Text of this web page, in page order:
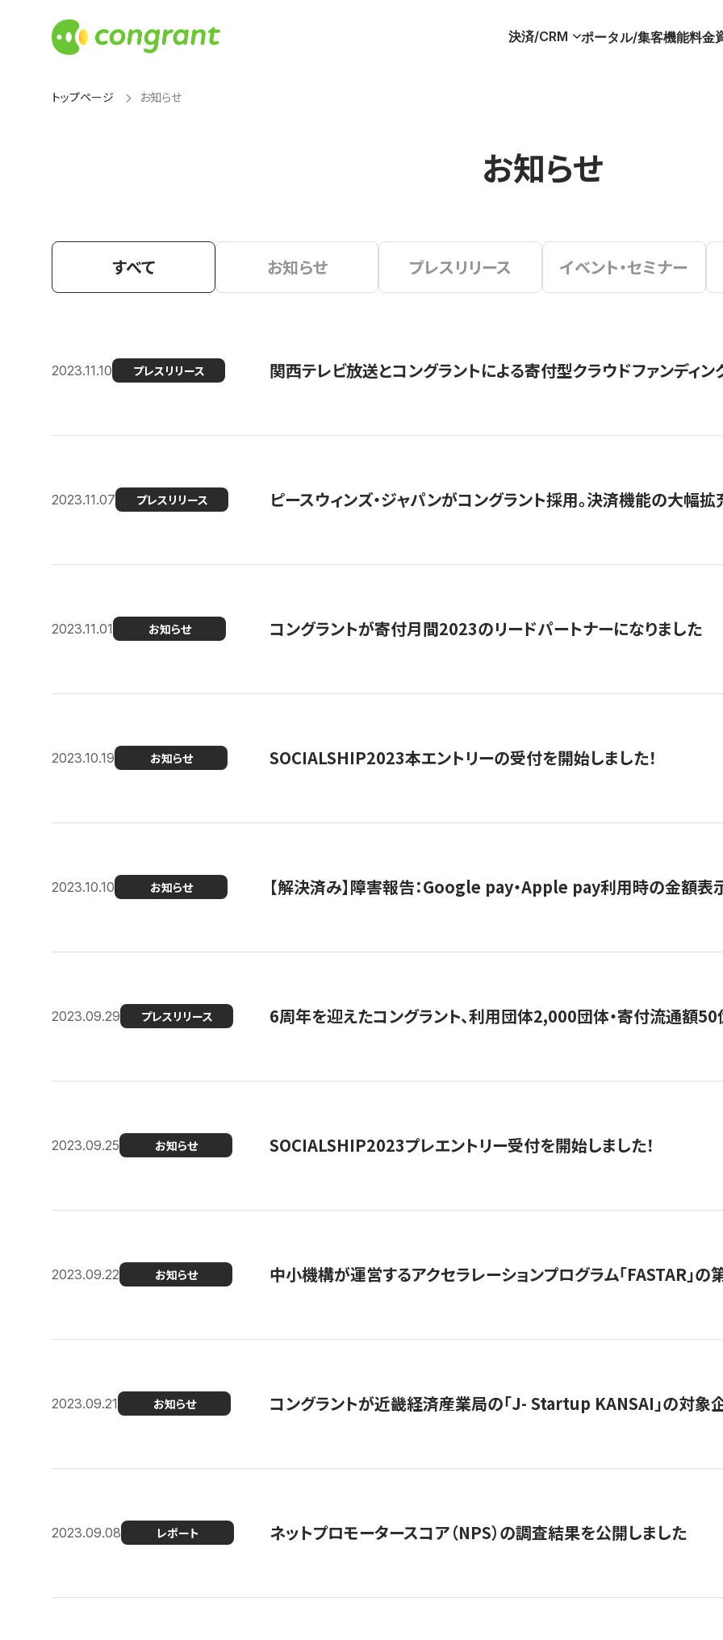
決済/CRM ポータル/集客機能料金
トップページ お知らせ
お知らせ
すべて お知らせ プレスリリース イベント・セミナー
2023.11.10 プレスリリース 関西テレビ放送とコングラントによる寄付型クラウドファンディ
2023.11.07 プレスリリース ピースウィンズ・ジャパンがコングラント採用。決済機能の大幅
2023.11.01 お知らせ コングラントが寄付月間2023のリードパートナーになりました
2023.10.19 お知らせ SOCIALSHIP2023本エントリーの受付を開始しました！
2023.10.10 お知らせ 【解決済み】障害報告：Google pay・Apple pay利用時の金額表
2023.09.29 プレスリリース 6周年を迎えたコングラント、利用団体2,000団体・寄付流通額50
2023.09.25 お知らせ SOCIALSHIP2023プレエントリー受付を開始しました！
2023.09.22 お知らせ 中小機構が運営するアクセラレーションプログラム「FASTAR」
2023.09.21 お知らせ コングラントが近畿経済産業局の「J- Startup KANSAI」の対象
2023.09.08 レポート ネットプロモータースコア（NPS）の調査結果を公開しました